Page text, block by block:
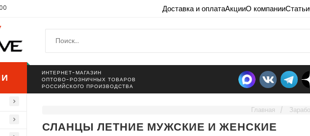
Доставка и оплатаАкцииО компанииСтатьи
ИНТЕРНЕТ-МАГАЗИН
ОПТОВО-РОЗНИЧНЫХ ТОВАРОВ
РОССИЙСКОГО ПРОИЗВОДСТВА
Главная
СЛАНЦЫ ЛЕТНИЕ МУЖСКИЕ И ЖЕНСКИЕ